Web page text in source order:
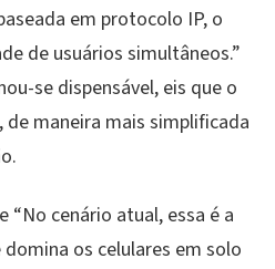
em protocolo IP, o
de usuários simultâneos.”
se dispensável, eis que o
de maneira mais simplificada
cenário atual, essa é a
os celulares em solo